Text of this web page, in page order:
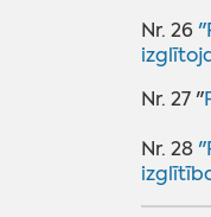
‌Nr. 26
Nr. 27 "
Nr. 28"